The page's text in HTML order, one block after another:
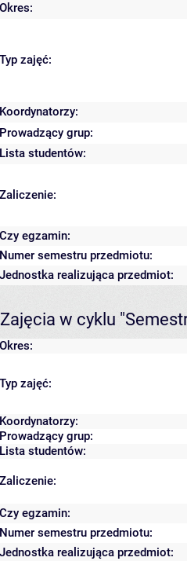
Okres:
Typ zajęć:
Koordynatorzy:
Prowadzący grup:
Lista studentów:
Zaliczenie:
Czy egzamin:
Numer semestru przedmiotu:
Jednostka realizująca przedmiot:
Zajęcia w cyklu
Okres:
Typ zajęć:
Koordynatorzy:
Prowadzący grup:
Lista studentów:
Zaliczenie:
Czy egzamin:
Numer semestru przedmiotu:
Jednostka realizująca przedmiot: